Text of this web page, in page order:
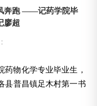
奔跑 ——记药学院毕
廖超
药物化学专业毕业生，
县普昌镇足木村第一书